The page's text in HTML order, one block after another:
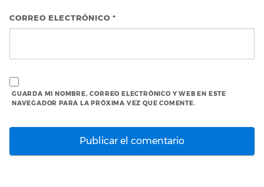
CORREO ELECTRÓNICO *
GUARDA MI NOMBRE, CORREO ELECTRÓNICO Y WEB EN ESTE
NAVEGADOR PARA LA PRÓXIMA VEZ QUE COMENTE.